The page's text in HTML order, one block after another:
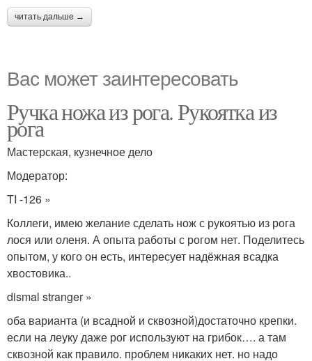
читать дальше →
Вас может заинтересовать
Ручка ножа из рога. Рукоятка из
рога
Мастерская, кузнечное дело
Модератор:
TI -126 »
Коллеги, имею желание сделать нож с рукоятью из рога
лося или оленя. А опыта работы с рогом нет. Поделитесь
опытом, у кого он есть, интересует надёжная всадка
хвостовика..
dismal stranger »
оба варианта (и всадной и сквозной)достаточно крепки.
если на леуку даже рог используют на грибок…. а там
сквозной как правило. проблем никаких нет. но надо